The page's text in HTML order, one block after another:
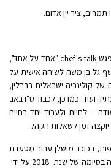
ציר יין אדום.
למחרת ב-23/7 אורחי מלון דן תל אביב יוזמנו למפגש chef's talk "אחד על אחד",
גל בן משה לשיחה אישית על
קולינריה ישראלית בברלין,
ועוד. כמו כן, לכבוד ט"ו באב
– לחיות ולעבוד יחד בחיים
זמן לשאלות הקהל.
בכוכב מישלן עבור מסעדת
"פריזם" נפתחה בסיומה של שנת 2018 על ידי